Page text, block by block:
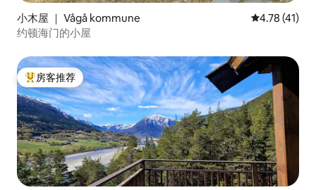
小木屋 ｜ Vågå kommune 平均评分
4.78 (41)
约顿海门的小屋
热门「房客推荐」
房客推荐